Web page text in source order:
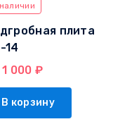
плита
14
000 ₽
В корзину